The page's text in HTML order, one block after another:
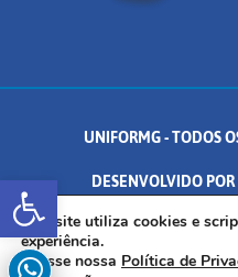
Abrir a barra de
UNIFORMG - TODOS
DESENVOLVIDO POR
AV. DR. ARNALDO DE SENNA,
Este site utiliza cookies e
experiência.
Acesse nossa Política de